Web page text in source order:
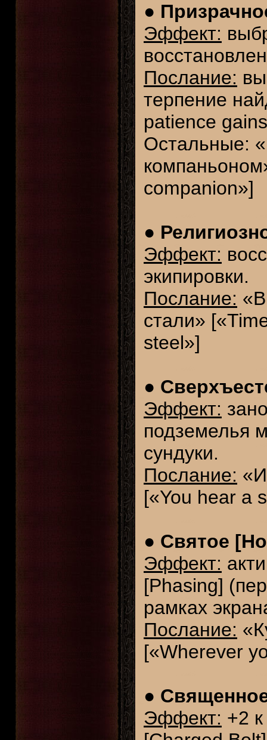
●
Эффект:
Послание:
терпение
patience
Остальные:
companion»]
●
Эффект:
экипировки.
Послание:
стали»
steel»]
●
Эффект:
подземелья
сундуки.
Послание:
[«You hear a
● Святое
Эффект:
[Phasing]
рамках
Послание:
[«Wherever
●
Эффект: +2